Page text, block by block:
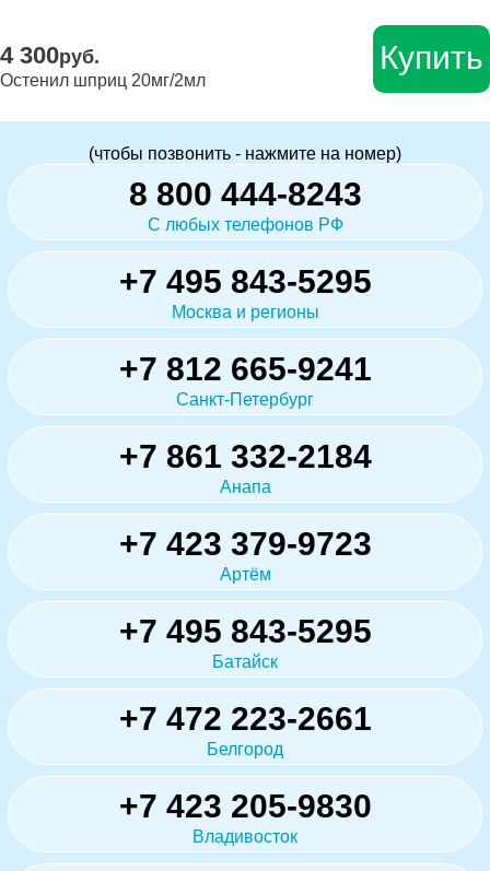
4 300руб.
Остенил шприц 20мг/2мл
Купить
(чтобы позвонить - нажмите на номер)
8 800 444-8243
С любых телефонов РФ
+7 495 843-5295
Москва и регионы
+7 812 665-9241
Санкт-Петербург
+7 861 332-2184
Анапа
+7 423 379-9723
Артём
+7 495 843-5295
Батайск
+7 472 223-2661
Белгород
+7 423 205-9830
Владивосток